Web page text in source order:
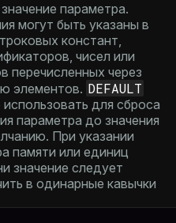
параметра.
могут быть указаны в
констант,
чисел или
перечисленных через
элементов. DEFAULT
для сброса
параметра до значения
При указании
памяти или единиц
значение следует
в одинарные кавычки